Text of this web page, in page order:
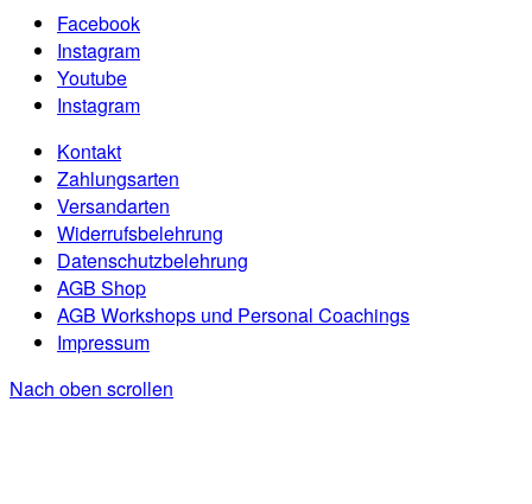
Facebook
Instagram
Youtube
Instagram
Kontakt
Zahlungsarten
Versandarten
Widerrufsbelehrung
Datenschutzbelehrung
AGB Shop
AGB Workshops und Personal Coachings
Impressum
Nach oben scrollen